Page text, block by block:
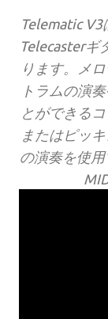
Telematic
Telecasterギ
ります。メ
トラムの演
とができる
またはピッ
の演奏を使